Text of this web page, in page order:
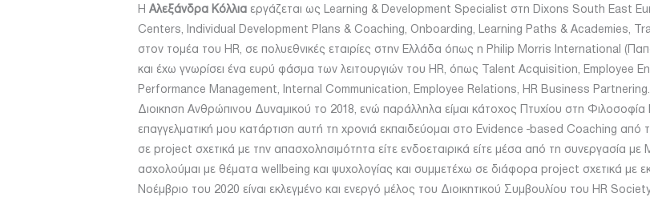
HΑλεξάνδρα Κόλλια εργάζεται ως Learning & Development Specialist στη Dixons South East
Centers, Individual Development Plans & Coaching, Onboarding, Learning Paths & Academies,
στον τομέα του HR, σε πολυεθνικές εταιρίες στην Ελλάδα όπως η Philip Morris International
και έχω γνωρίσει ένα ευρύ φάσμα των λειτουργιών του HR, όπως Talent Acquisition, Employee
Performance Management, Internal Communication, Employee Relations, HR Business
Διοικηση Ανθρώπινου Δυναμικού το 2018, ενώ παράλληλα είμαι κάτοχος Πτυχίου στη
επαγγελματική μου κατάρτιση αυτή τη χρονιά εκπαιδεύομαι στο Evidence -based Coaching
σε project σχετικά με την απασχολησιμότητα είτε ενδοεταιρικά είτε μέσα από τη
ασχολούμαι με θέματα wellbeing και ψυχολογίας και συμμετέχω σε διάφορα project σχετικά με
Νοέμβριο του 2020 είναι εκλεγμένο και ενεργό μέλος του Διοικητικού Συμβουλίου του HR